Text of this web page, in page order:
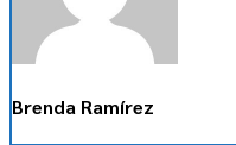
Brenda Ramírez